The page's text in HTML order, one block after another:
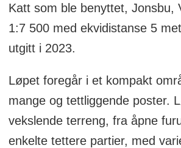
Katt som ble benyttet, Jonsbu,
1:7 500 med ekvidistanse 5
utgitt i 2023.
Løpet foregår i et kompakt
mange og tettliggende poster.
vekslende terreng, fra åpne
enkelte tettere partier, med